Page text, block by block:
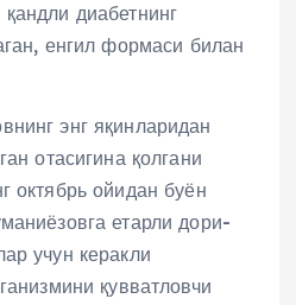
диабетнинг
енгил формаси билан
энг яқинларидан
отасигина қолгани
октябрь ойидан буён
етарли дори-
учун керакли
қувватловчи